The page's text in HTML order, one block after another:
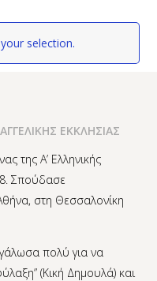
selection.
ΕΚΚΛΗΣΙΑΣ
της Α’ Ελληνικής
Σπούδασε
στη Θεσσαλονίκη
πολύ για να
(Κική Δημουλά) και